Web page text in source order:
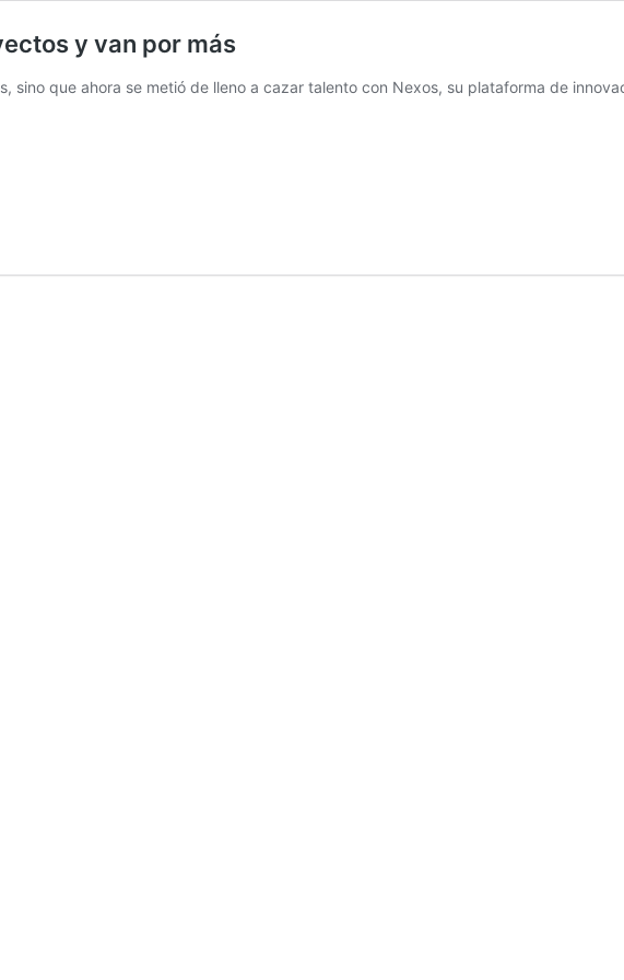
y van por más
sino que ahora se metió de lleno a cazar talento con Nexos, su plataforma de